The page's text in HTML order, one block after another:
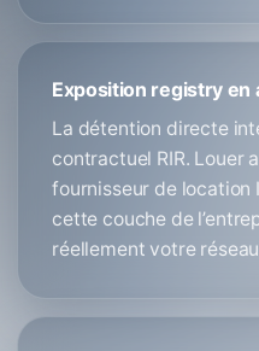
Exposition registry en
La détention directe
contractuel RIR. Louer
fournisseur de location
cette couche de
réellement votre